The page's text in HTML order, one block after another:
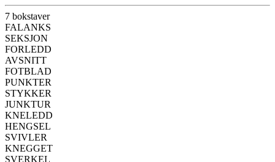
7 bokstaver
FALANKS
SEKSJON
FORLEDD
AVSNITT
FOTBLAD
PUNKTER
STYKKER
JUNKTUR
KNELEDD
HENGSEL
SVIVLER
KNEGGET
SVERKEL